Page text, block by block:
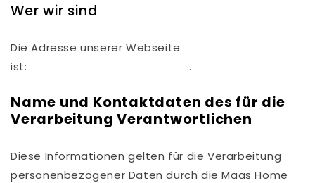
Wer wir sind
Die Adresse unserer Webseite
ist:
https://www.maas-home.at.
Name und Kontaktdaten des für die
Verarbeitung Verantwortlichen
Diese Informationen gelten für die Verarbeitung
personenbezogener Daten durch die Maas Home